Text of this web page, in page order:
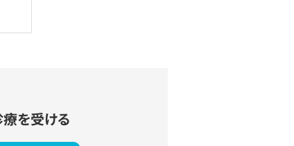
を受ける